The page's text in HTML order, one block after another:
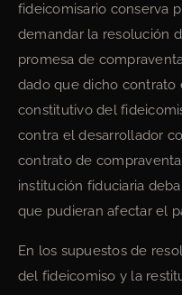
fideicomisario conserva
demandar la resolución
promesa de
dado que dicho
constitutivo del
contra el desarrollador
contrato de
institución fiduciaria
que pudieran afectar el
En los supuestos de
del fideicomiso y la